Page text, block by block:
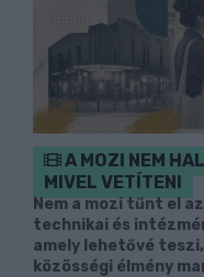
A MOZI NEM
MIVEL VETÍTENI
Nem a mozi tűnt el
technikai és
amely lehetővé
közösségi élmény